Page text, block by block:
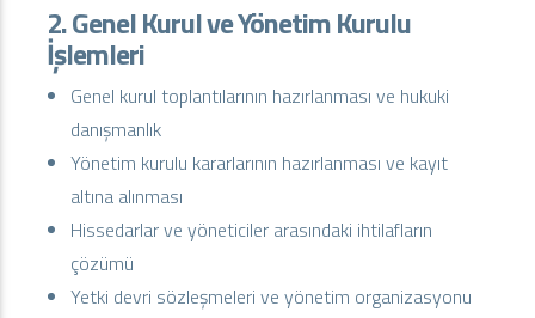
2. Genel Kurul ve Yönetim Kurulu
İşlemleri
Genel kurul toplantılarının hazırlanması ve hukuki
danışmanlık
Yönetim kurulu kararlarının hazırlanması ve kayıt
altına alınması
Hissedarlar ve yöneticiler arasındaki ihtilafların
çözümü
Yetki devri sözleşmeleri ve yönetim organizasyonu